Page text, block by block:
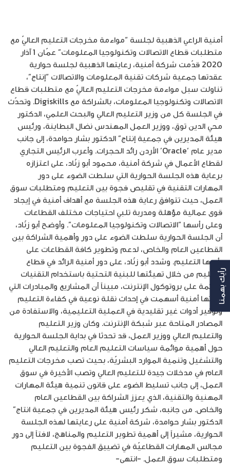
أمنية الراعي الذهبية لجلسة “مواءمة مخرجات التعليم العاليّ مع
متطلبات قطاع الاتصالات وتكنولوجيا المعلومات” عمّان 1 آذار
2020 قدّمت شركة أمنية، رعايتها الذهبية لجلسة حوارية
عقدتها جمعية شركات تقنية المعلومات والاتصالات “إنتاج”،
تناولت سبل مواءمة مخرجات التعليم العاليّ مع متطلبات قطاع
الاتصالات وتكنولوجيا المعلومات، بالشراكة مع Digiskills. وتحدّث
في الجلسة كل من وزير التعليم العالي والبحث العلمي، الدكتور
محي الدين توق، ووزير العمل المهندس نضال البطاينة، ورئيس
هيئة المديرين في جمعية إنتاج” الدكتور بشار حوامدة، إلى جانب
مدير عام ‘Oracle’ الأردن رائد الحجرات. وأعرب الرئيس التجاري
لقطاع الأعمال في شركة أمنية، محمود أبو زنّاد، على اعتزازه
برعاية هذه الجلسة الحوارية التي سلطت الضوء على دور
المهارات التقنية في تقليص فجوة بين التعليم ومتطلبات سوق
العمل، حيث تتوافق رعاية هذه الجلسة مع أهداف أمنية في إيجاد
قوى عمالية مؤهلة ومدربة تلبي احتياجات مختلف القطاعات
وعلى رأسها “الاتصالات وتكنولوجيا المعلومات”. وأوضح أبو زنّاد،
أن الجلسة الحوارية سلطت الضوء على دور وأهمية الشراكة بين
القطاعين العام والخاص، لدعم وتطوير كافة القطاعات على
رأسها التعليم. وشدد أبو زنّاد، على دور أمنية الرائد في قطاع
التعليم من خلال تهيئتها للبنية التحتية باستخدام التقنيات
القائمة على بروتوكول الإنترنت، مبيناً أن المشاريع والمبادرات التي
نفذتها أمنية أسهمت في إحداث نقلة نوعية في كفاءة التعليم
وتوفير أدوات غير تقليدية في العملية التعليمية، والاستفادة من
المصادر المتاحة عبر شبكة الإنترنت. وكان وزير التعليم
والتعليم العالي ووزير العمل، قد تحدثا في بداية الجلسة الحوارية
حول أهمية موائمة سياسات التعليم العام والتعليم العالي
والتشغيل وتنمية الموارد البشريّة، بحيث تصب مخرجات التعليم
العام في مدخلات جيدة للتعليم العالي وتصب الأخيرة في سوق
العمل، إلى جانب تسليط الضوء على قانون تنمية هيئة المهارات
المهنية والتقنية، الذي يعزز الشراكة بين القطاعين العام
والخاص. من جانبه، شكر رئيس هيئة المديرين في جمعية انتاج”
الدكتور بشار حوامدة، شركة أمنية على رعايتها لهذه الجلسة
الحوارية، مشيراً إلى أهمية تطوير التعليم والمناهج، لافتاً إلى دور
مجالس المهارات القطاعيّة في تضييق الفجوة بين التعليم
ومتطلبات سوق العمل. -انتهى-
رأيك بهمنا